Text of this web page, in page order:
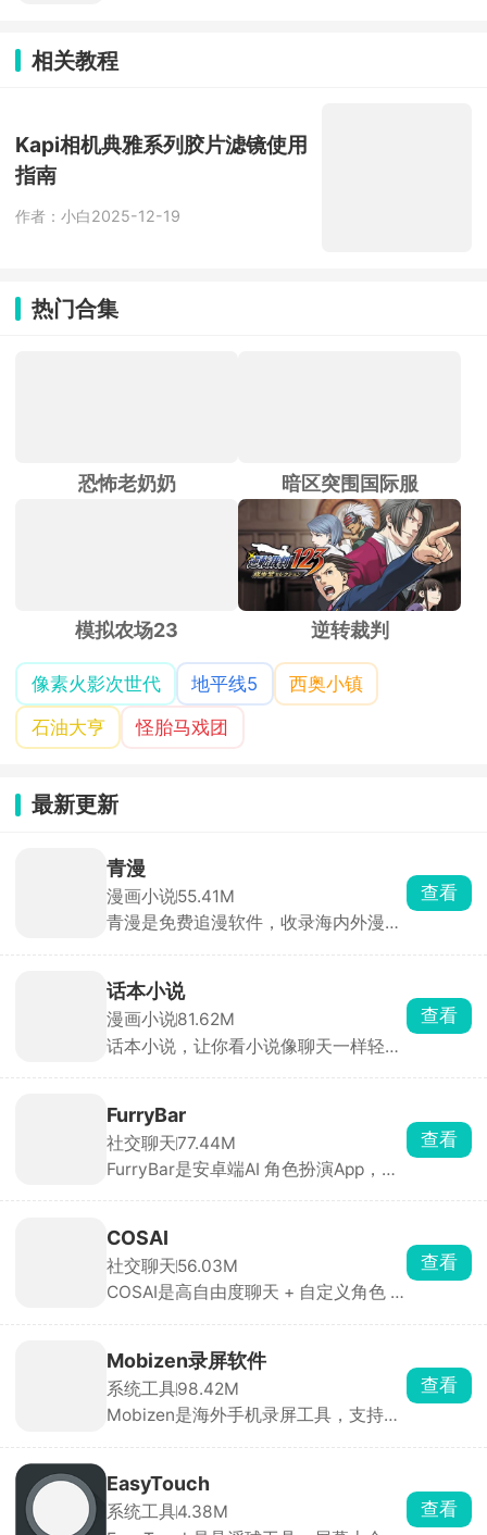
专属日记。能拉闺蜜、好友共建共享虚
拟小院，自由添置家具装饰房间，随时
也能轻松凑局。
相关教程
Kapi相机典雅系列胶片滤镜使用
指南
作者：小白2025-12-19
热门合集
恐怖老奶奶 暗区突围国际服
模拟农场23 逆转裁判
像素火影次世代 地平线5
西奥小镇
石油大亨
怪胎马戏团
最新更新
青漫
漫画小说55.41M
青漫是免费追漫软件，收录海内外漫
准搜漫画名字。看漫画支持开弹幕，边
看剧情和其他漫友实时吐槽互动，沉浸
感更强。看累了还可以听广播剧放松，
随时随地享受娱乐内容。
查看
话本小说
漫画小说81.62M
话本小说，让你看小说像聊天一样轻
动。支持读者在评论区以角色身份发
言，与作者实时交流。涵盖言情、玄
幻、武侠、科幻等主流题材，同时聚焦
明星同人、影视同人等，推出专题合集
作品有效字数达1万字、累计更新7天且
日更1000字即可签约，审核通过后收
益可提现至微信。包括广告分成、打赏
分成（作者获80%）、会员订阅分成
查看
FurryBar
社交聊天77.44M
FurryBar是安卓端AI 角色扮演App，中
险，也能在社区里晒自己的绘画、兽
装、写作和梗图，整体氛围偏二次元、
偏 fur 向。适合兽圈爱好者、语C玩
家、剧本杀/跑团党、绘画写作者。喜
查看
COSAI
社交聊天56.03M
COSAI是高自由度聊天 + 自定义角色 +
语音、图片三种输入，AI 可回图片/语
音，部分角色还能发送表情包与情绪动
作。内置 100+ 立绘角色，每个角色都
有独立背景线与语音包，可自定义外
越贴合个人风格。既能 24 h 陪聊，也
能写互动剧、群聊飙戏，是目前自由度
较高的 AI 树洞与创作工具。
查看
Mobizen录屏软件
系统工具98.42M
Mobizen是海外手机录屏工具，支持高
60帧高帧率录制，玩王者、吃鸡录制连
招画面丝滑不卡顿。可以同时录手机内
部游戏音效 + 麦克风人声。自带剪辑，
查看
EasyTouch
系统工具4.38M
查看